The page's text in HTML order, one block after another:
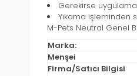
Gerekirse
Yıkama işleminden
M-Pets Neutral Genel
Marka:
Menşei
Firma/Satıcı Bilgisi